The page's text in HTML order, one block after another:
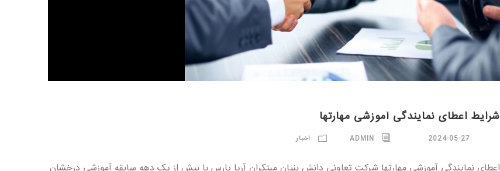
شرایط اعطای نمایندگی آموزشی مهارتها
2024-05-27
ADMIN اخبار